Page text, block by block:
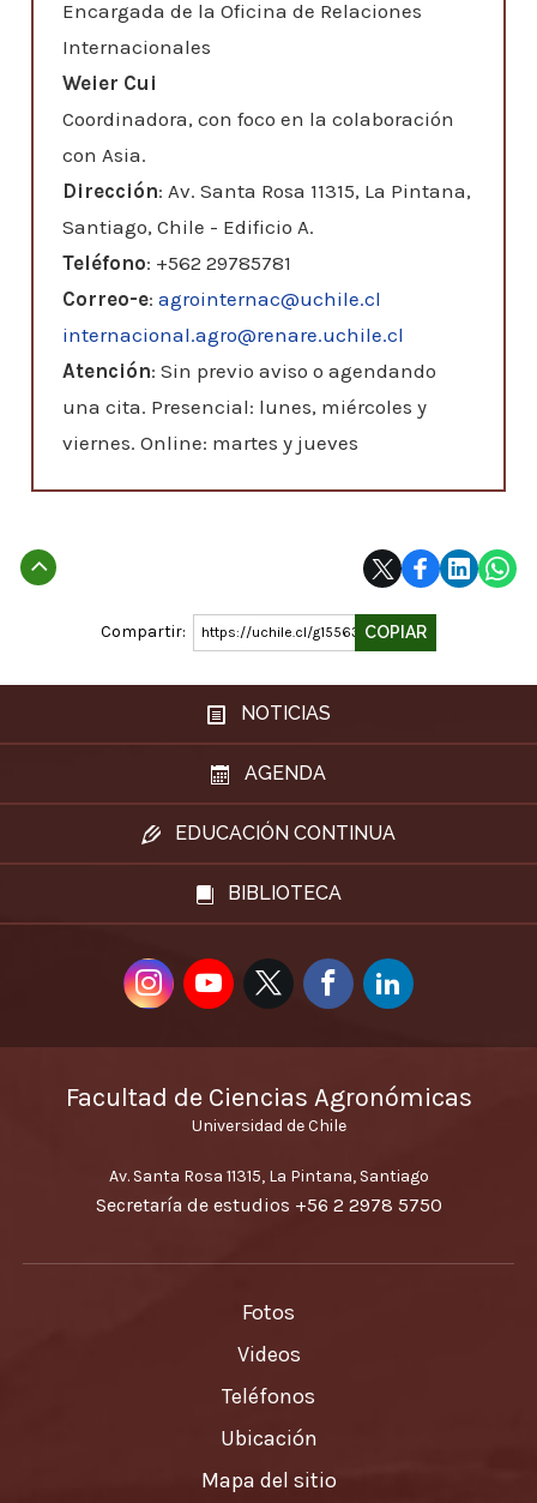
Encargada de la Oficina de Relaciones
Internacionales
Weier Cui
Coordinadora, con foco en la colaboración
con Asia.
Dirección: Av. Santa Rosa 11315, La Pintana,
Santiago, Chile - Edificio A.
Teléfono: +562 29785781
Correo-e:agrointernac@uchile.cl
internacional.agro@renare.uchile.cl
Atención:Sin previo aviso o agendando
una cita. Presencial: lunes, miércoles y
viernes. Online: martes y jueves
Subir
Compartir: https://uchile.cl/g155636COPIAR
NOTICIAS
AGENDA
EDUCACIÓN CONTINUA
BIBLIOTECA
Facultad de Ciencias Agronómicas
Universidad de Chile
Av. Santa Rosa 11315, La Pintana, Santiago
Secretaría de estudios +56 2 2978 5750
Fotos
Videos
Teléfonos
Ubicación
Mapa del sitio